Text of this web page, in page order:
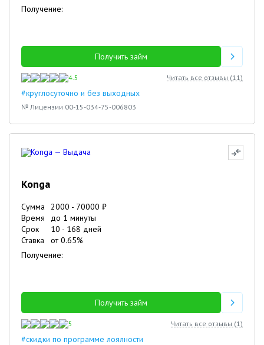
Получение:
Получить займ
4.5 Читать все отзывы (11)
#круглосуточно и без выходных
№ Лицензии 00-15-034-75-006803
Konga
Сумма 2000 - 70000 ₽
Время
до 1 минуты
Срок
10 - 168 дней
Ставка
от0.65%
Получение:
Получить займ
5 Читать все отзывы (1)
#скидки по программе лоялности